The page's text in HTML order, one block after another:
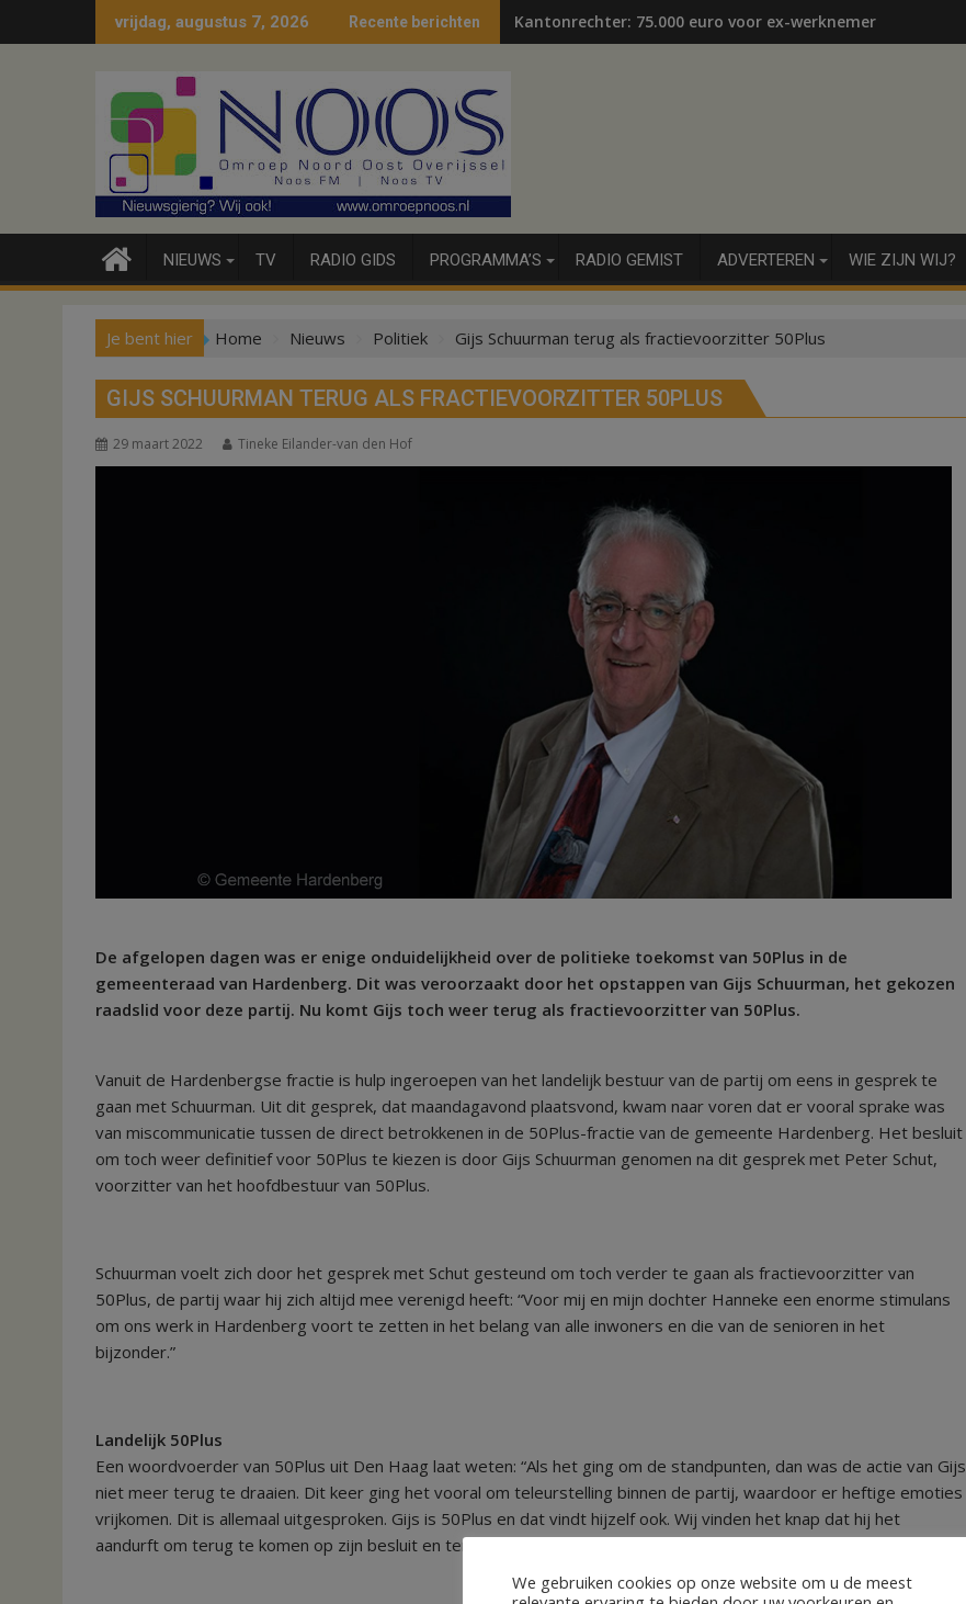
naar
vrijdag, augustus 7, 2026 Recente berichten Kantonrechter: 75.000 euro voor ex-werknemers
NIEUWS TV RADIO GIDS PROGRAMMA’S RADIO GEMIST ADVERTEREN WIE ZIJN WIJ?
Je bent hier Home Nieuws Politiek Gijs Schuurman terug als fractievoorzitter 50Plus
GIJS SCHUURMAN TERUG ALS FRACTIEVOORZITTER 50PLUS
29 maart 2022 Tineke Eilander-van den Hof
De afgelopen dagen was er enige onduidelijkheid over de politieke toekomst van 50Plus in de
gemeenteraad van Hardenberg. Dit was veroorzaakt door het opstappen van Gijs Schuurman, het gekozen
raadslid voor deze partij. Nu komt Gijs toch weer terug als fractievoorzitter van 50Plus.
Vanuit de Hardenbergse fractie is hulp ingeroepen van het landelijk bestuur van de partij om eens in gesprek te
gaan met Schuurman. Uit dit gesprek, dat maandagavond plaatsvond, kwam naar voren dat er vooral sprake was
van miscommunicatie tussen de direct betrokkenen in de 50Plus-fractie van de gemeente Hardenberg. Het besluit
om toch weer definitief voor 50Plus te kiezen is door Gijs Schuurman genomen na dit gesprek met Peter Schut,
voorzitter van het hoofdbestuur van 50Plus.
Schuurman voelt zich door het gesprek met Schut gesteund om toch verder te gaan als fractievoorzitter van
50Plus, de partij waar hij zich altijd mee verenigd heeft: “Voor mij en mijn dochter Hanneke een enorme stimulans
om ons werk in Hardenberg voort te zetten in het belang van alle inwoners en die van de senioren in het
bijzonder.”
Landelijk 50Plus
Een woordvoerder van 50Plus uit Den Haag laat weten: “Als het ging om de standpunten, dan was de actie van Gijs
niet meer terug te draaien. Dit keer ging het vooral om teleurstelling binnen de partij, waardoor er heftige emoties
vrijkomen. Dit is allemaal uitgesproken. Gijs is 50Plus en dat vindt hijzelf ook. Wij vinden het knap dat hij het
aandurft om terug te komen op zijn besluit en terug te keren naar 50Plus Hardenberg. Het gaat om onze kiezers.”
We gebruiken cookies op onze website om u de meest